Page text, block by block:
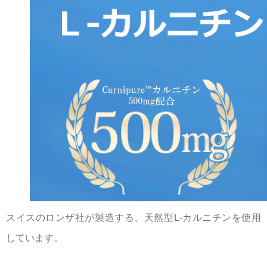
スイスのロンザ社が製造する、天然型L-カルニチンを使用
しています。